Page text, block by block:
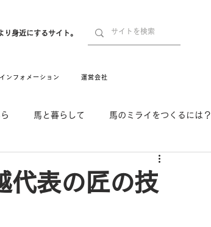
り身近にするサイト。
インフォメーション 運営会社
馬と暮らして 馬のミライをつくるには？
代表の匠の技